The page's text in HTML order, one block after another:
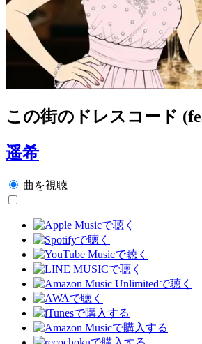
この街のドレスコード
遥希
曲を視聴